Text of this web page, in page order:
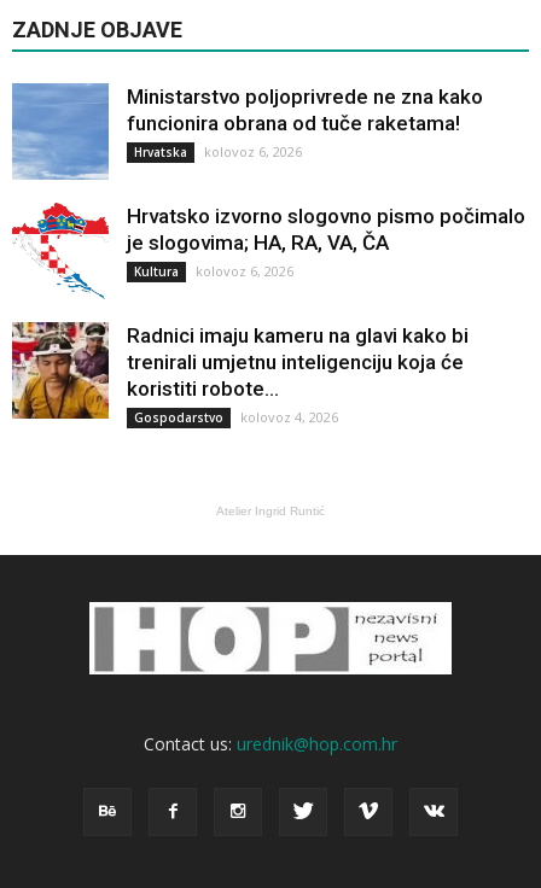
ZADNJE OBJAVE
Ministarstvo poljoprivrede ne zna kako
funcionira obrana od tuče raketama!
Hrvatska kolovoz 6, 2026
Hrvatsko izvorno slogovno pismo počimalo
je slogovima; HA, RA, VA, ČA
Kultura kolovoz 6, 2026
Radnici imaju kameru na glavi kako bi
trenirali umjetnu inteligenciju koja će
koristiti robote...
Gospodarstvo kolovoz 4, 2026
Atelier Ingrid Runtić
Contact us: urednik@hop.com.hr